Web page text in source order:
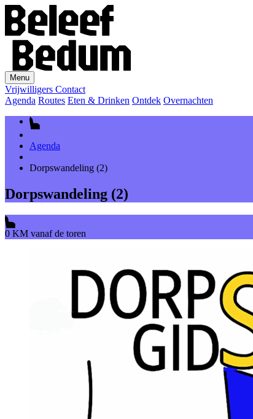
Menu
Vrijwilligers Contact
Agenda Routes Eten & Drinken Ontdek Overnachten
Agenda
Dorpswandeling (2)
Dorpswandeling (2)
0 KM vanaf de toren